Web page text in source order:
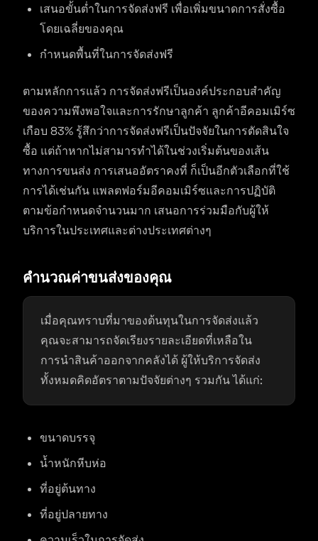
เสนอขั้นต่ำในการจัดส่งฟรี เพื่อเพิ่มขนาดการสั่งซื้อ
โดยเฉลี่ยของคุณ
กำหนดพื้นที่ในการจัดส่งฟรี
ตามหลักการแล้ว การจัดส่งฟรีเป็นองค์ประกอบสำคัญ
ของความพึงพอใจและการรักษาลูกค้า ลูกค้าอีคอมเมิร์ซ
เกือบ 83% รู้สึกว่าการจัดส่งฟรีเป็นปัจจัยในการตัดสินใจ
ซื้อ แต่ถ้าหากไม่สามารทำได้ในช่วงเริ่มต้นของเส้น
ทางการขนส่ง การเสนออัตราคงที่ ก็เป็นอีกตัวเลือกที่ใช้
การได้เช่นกัน แพลตฟอร์มอีคอมเมิร์ซและการปฏิบัติ
ตามข้อกำหนดจำนวนมาก เสนอการร่วมมือกับผู้ให้
บริการในประเทศและต่างประเทศต่างๆ
คำนวณค่าขนส่งของคุณ
เมื่อคุณทราบที่มาของต้นทุนในการจัดส่งแล้ว
คุณจะสามารถจัดเรียงรายละเอียดที่เหลือใน
การนำสินค้าออกจากคลังได้ ผู้ให้บริการจัดส่ง
ทั้งหมดคิดอัตราตามปัจจัยต่างๆ รวมกัน ได้แก่:
ขนาดบรรจุ
น้ำหนักหีบห่อ
ที่อยู่ต้นทาง
ที่อยู่ปลายทาง